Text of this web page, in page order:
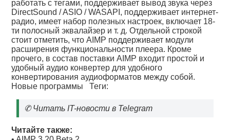
работать с тегами, поддерживает вывод звука через
DirectSound / ASIO / WASAPI, поддерживает интернет-
радио, имеет набор полезных настроек, включает 18-
ти полосный эквалайзер и т. д. Отдельной строкой
стоит отметить, что AIMP поддерживает модули
расширения функциональности плеера. Кроме
прочего, в состав поставки AIMP входит простой и
удобный аудио конвертер для удобного
конвертирования аудиоформатов между собой.
Новые программы Теги:
✆Читать IT-новости в Telegram
Читайте также: